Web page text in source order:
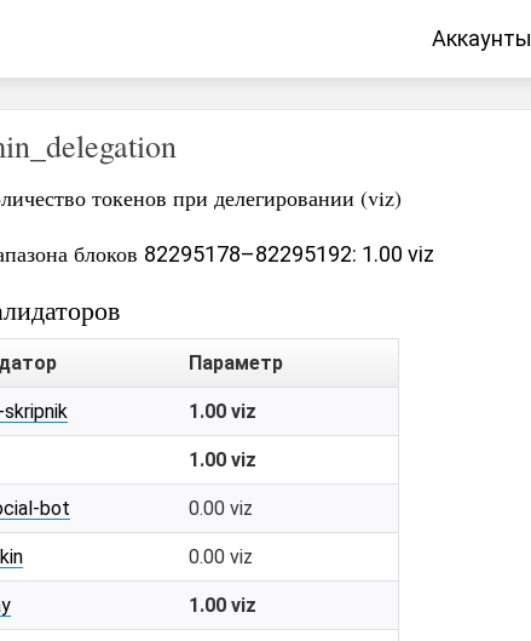
Аккаунты
токенов при делегировании (viz)
блоков 82295178–82295192: 1.00 viz
Параметр
1.00 viz
1.00 viz
bot 0.00 viz
0.00 viz
1.00 viz